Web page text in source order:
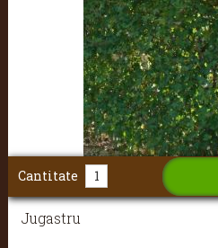
Jugastru
Cantitate